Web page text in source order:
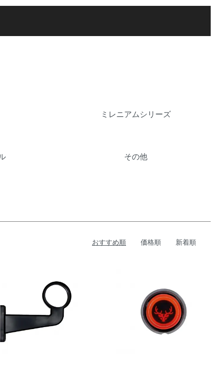
ミレニアムシリーズ
その他
おすすめ順 価格順 新着順